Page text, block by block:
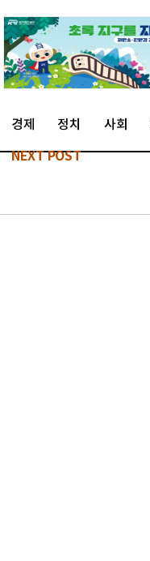
경제 정치 사회
NEXT POST